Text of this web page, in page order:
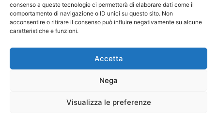
consenso a queste tecnologie ci permetterà di elaborare dati come il
comportamento di navigazione o ID unici su questo sito. Non
acconsentire o ritirare il consenso può influire negativamente su alcune
caratteristiche e funzioni.
Accetta
Nega
Visualizza le preferenze
© 2026 Comunicati Stampa | Powered by